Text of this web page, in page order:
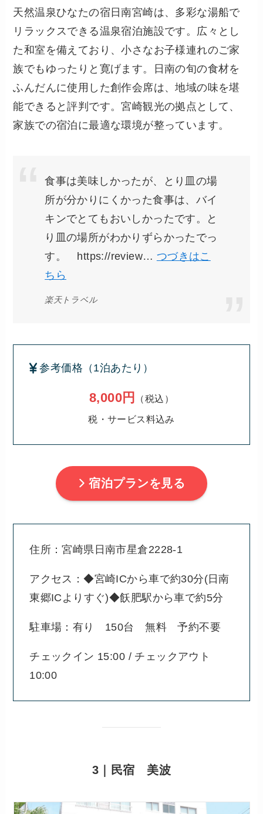
天然温泉ひなたの宿日南宮崎は、多彩な湯船で
リラックスできる温泉宿泊施設です。広々とし
た和室を備えており、小さなお子様連れのご家
族でもゆったりと寛げます。日南の旬の食材を
ふんだんに使用した創作会席は、地域の味を堪
能できると評判です。宮崎観光の拠点として、
家族での宿泊に最適な環境が整っています。
食事は美味しかったが、とり皿の場
所が分かりにくかった食事は、バイ
キンでとてもおいしかったです。と
り皿の場所がわかりずらかったでっ
す。 https://review… つづきはこ
ちら
楽天トラベル
参考価格（1泊あたり）
8,000円
（税込）
税・サービス料込み
宿泊プランを見る
住所：宮崎県日南市星倉2228-1
アクセス：◆宮崎ICから車で約30分(日南
東郷ICよりすぐ)◆飫肥駅から車で約5分
駐車場：有り 150台 無料 予約不要
チェックイン 15:00 / チェックアウト
10:00
3｜民宿 美波